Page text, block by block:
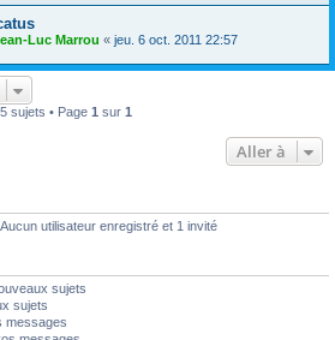
Luc Marrou « jeu. 6 oct. 2011 22:57
5 sujets • Page 1 sur 1
Aller à
utilisateur enregistré et 1 invité
sujets
sujets
messages